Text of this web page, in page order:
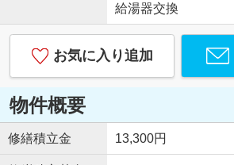
給湯器交換
お気に入り追加
物件概要
修繕積立金 13,300円